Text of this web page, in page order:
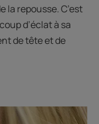
la repousse. C’est
d’éclat à sa
de tête et de